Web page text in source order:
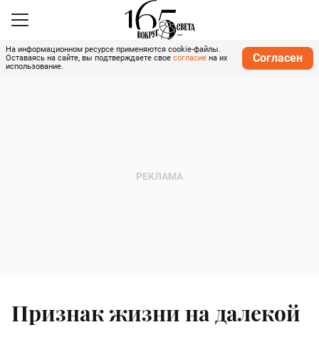
На информационном ресурсе применяются cookie-файлы.
Оставаясь на сайте, вы подтверждаете свое согласие на их
использование.
Согласен
Признак жизни на далекой